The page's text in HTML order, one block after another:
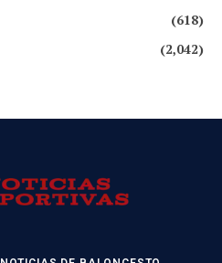
(618)
(2,042)